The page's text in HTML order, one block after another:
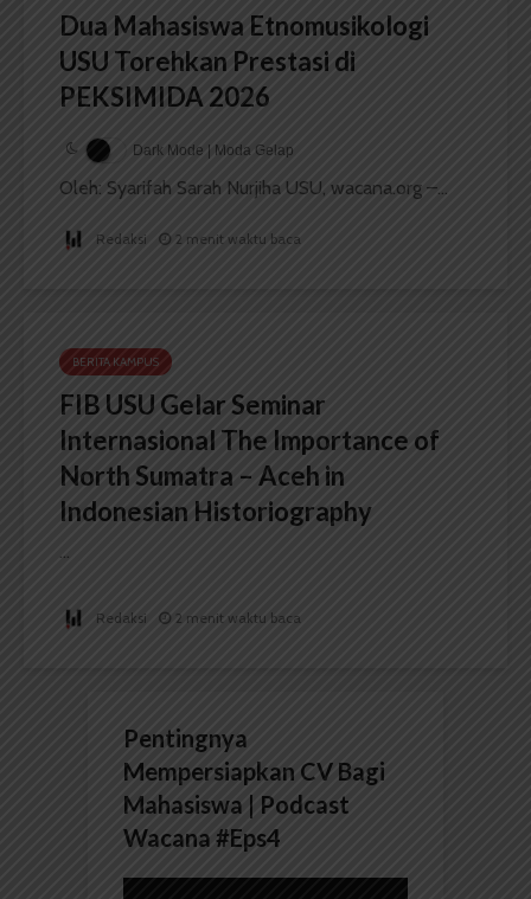
Dua Mahasiswa Etnomusikologi
USU Torehkan Prestasi di
PEKSIMIDA 2026
Dark Mode | Moda Gelap
Oleh: Syarifah Sarah Nurjiha USU, wacana.org –...
Redaksi 2 menit waktu baca
BERITA KAMPUS
FIB USU Gelar Seminar
Internasional The Importance of
North Sumatra – Aceh in
Indonesian Historiography
...
Redaksi 2 menit waktu baca
Pentingnya
Mempersiapkan CV Bagi
Mahasiswa | Podcast
Wacana #Eps4